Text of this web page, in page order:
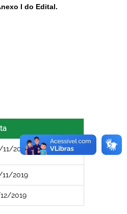
I do Edital.
2019
2019
2019